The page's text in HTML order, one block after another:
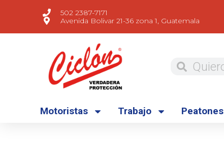
502 2387-7171
Avenida Bolivar 21-36 zona 1, Guatemala
Motoristas Trabajo Peatones